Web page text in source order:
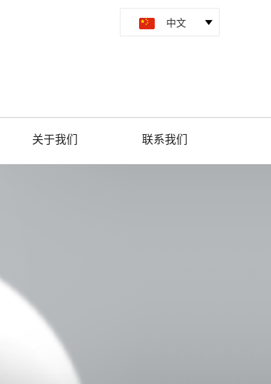
关于我们 联系我们